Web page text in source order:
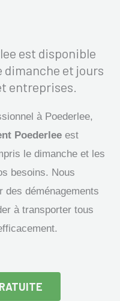
est disponible
dimanche et jours
entreprises.
à Poederlee,
Poederlee est
le dimanche et les
besoins. Nous
des déménagements
à transporter tous